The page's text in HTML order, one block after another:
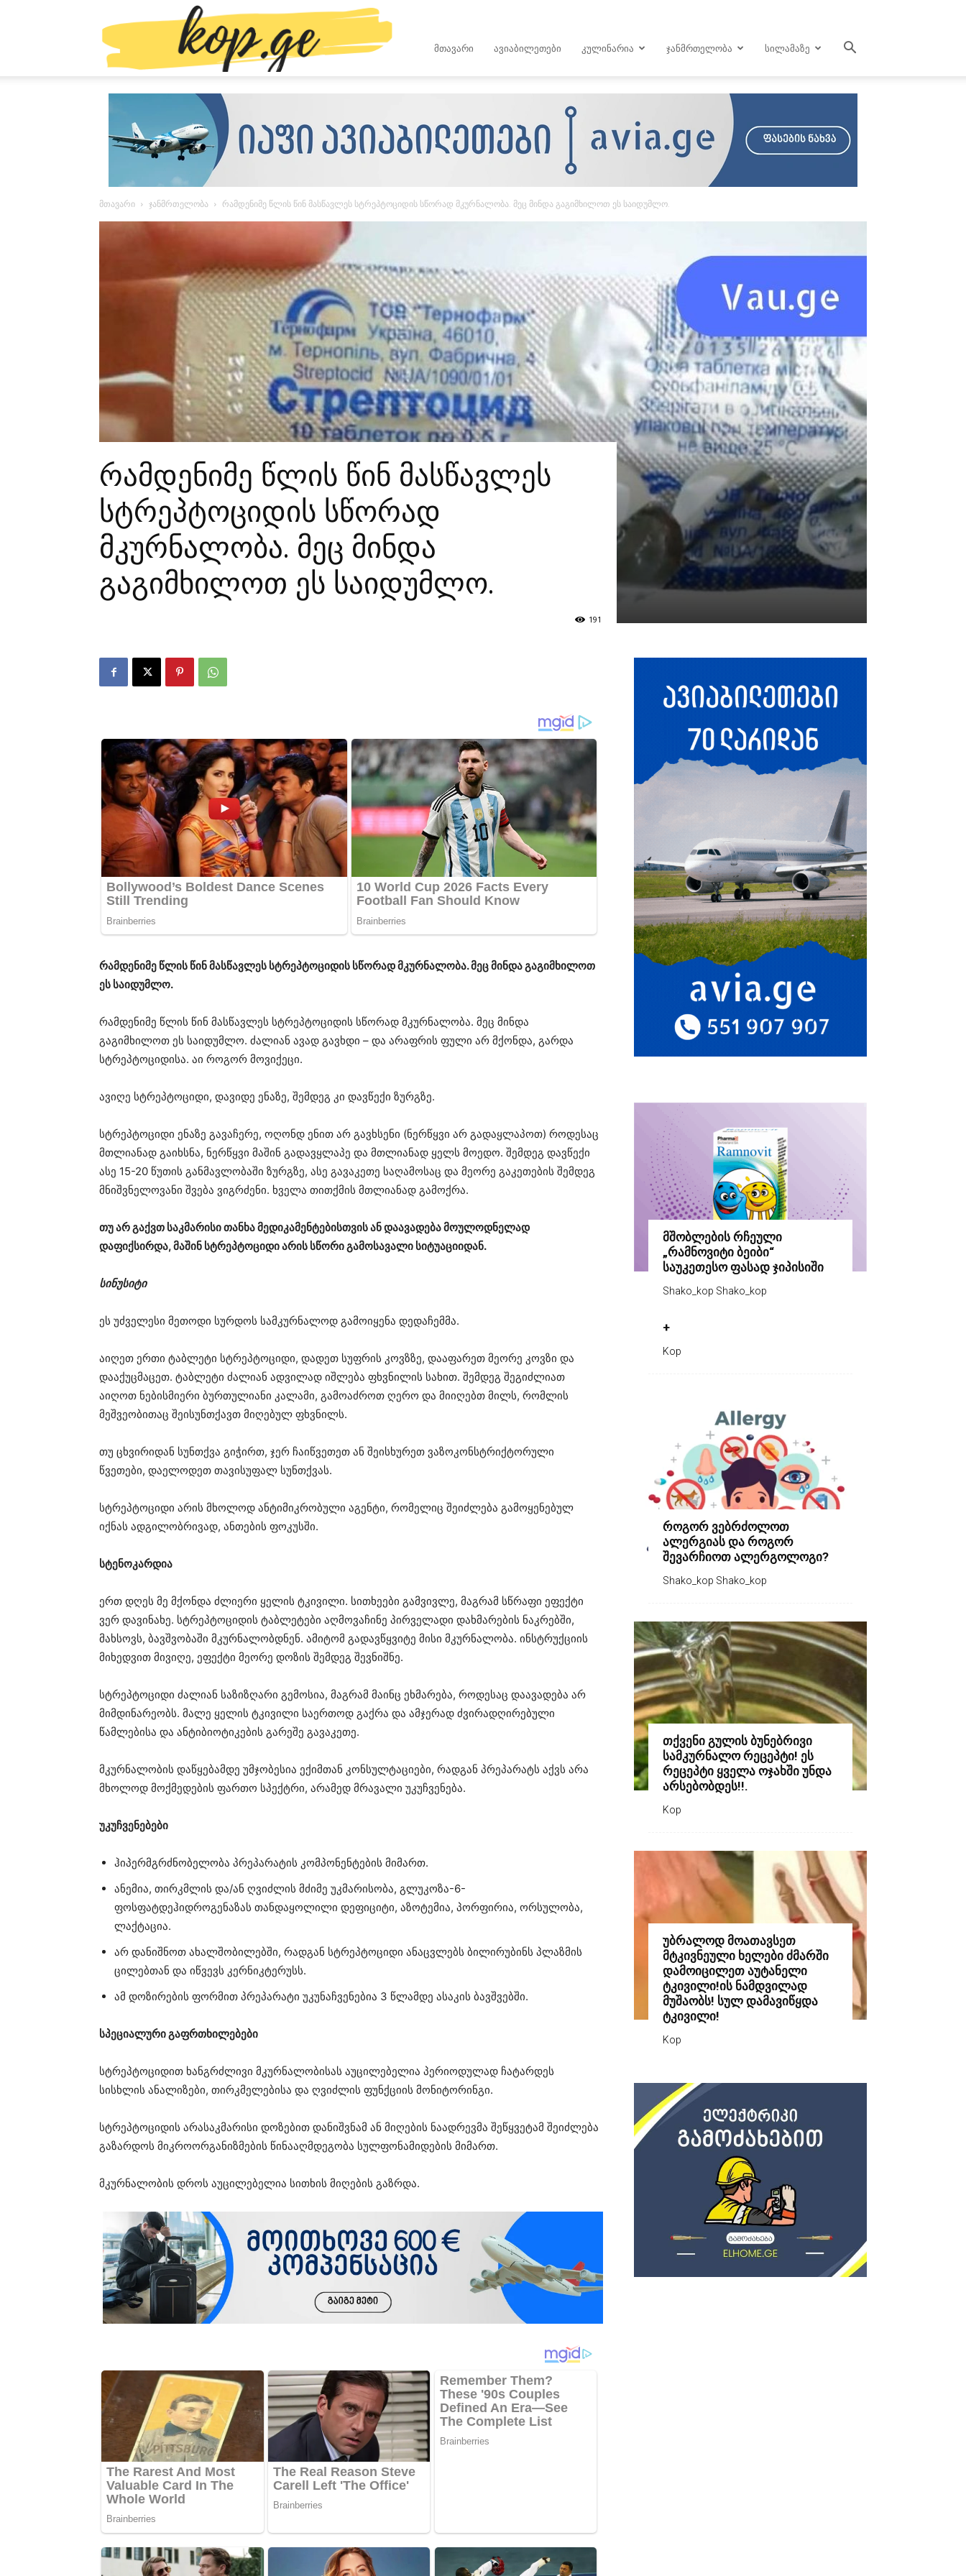
kop.ge
ᲛᲗᲐᲕᲐᲠᲘ ᲐᲕᲘᲐᲑᲘᲚᲔᲗᲔᲑᲘ ᲙᲣᲚᲘᲜᲐᲠᲘᲐ ᲯᲐᲜᲛᲠᲗᲔᲚᲝᲑᲐ ᲡᲘᲚᲐᲛᲐᲖᲔ
მთავარი ჯანმრთელობა რამდენიმე წლის წინ მასწავლეს სტრეპტოციდის სწორად მკურნალობა. მეც მინდა გაგიმხილოთ ეს საიდუმლო.
რამდენიმე წლის წინ მასწავლეს
სტრეპტოციდის სწორად
მკურნალობა. მეც მინდა
გაგიმხილოთ ეს საიდუმლო.
191
რამდენიმე წლის წინ მასწავლეს სტრეპტოციდის სწორად მკურნალობა. მეც მინდა გაგიმხილოთ
ეს საიდუმლო.
რამდენიმე წლის წინ მასწავლეს სტრეპტოციდის სწორად მკურნალობა. მეც მინდა
გაგიმხილოთ ეს საიდუმლო. ძალიან ავად გავხდი – და არაფრის ფული არ მქონდა, გარდა
სტრეპტოციდისა. აი როგორ მოვიქეცი.
ავიღე სტრეპტოციდი, დავიდე ენაზე, შემდეგ კი დავწექი ზურგზე.
სტრეპტოციდი ენაზე გავაჩერე, ოღონდ ენით არ გავხსენი (ნერწყვი არ გადაყლაპოთ) როდესაც
მთლიანად გაიხსნა, ნერწყვი მაშინ გადავყლაპე და მთლიანად ყელს მოედო. შემდეგ დავწექი
ასე 15-20 წუთის განმავლობაში ზურგზე, ასე გავაკეთე საღამოსაც და მეორე გაკეთების შემდეგ
მნიშვნელოვანი შვება ვიგრძენი. ხველა თითქმის მთლიანად გამოქრა.
თუ არ გაქვთ საკმარისი თანხა მედიკამენტებისთვის ან დაავადება მოულოდნელად
დაფიქსირდა, მაშინ სტრეპტოციდი არის სწორი გამოსავალი სიტუაციიდან.
სინუსიტი
ეს უძველესი მეთოდი სურდოს სამკურნალოდ გამოიყენა დედაჩემმა.
აიღეთ ერთი ტაბლეტი სტრეპტოციდი, დადეთ სუფრის კოვზზე, დააფარეთ მეორე კოვზი და
დააქუცმაცეთ. ტაბლეტი ძალიან ადვილად იშლება ფხვნილის სახით. შემდეგ შეგიძლიათ
აიღოთ ნებისმიერი ბურთულიანი კალამი, გამოაძროთ ღერო და მიიღებთ მილს, რომლის
მეშვეობითაც შეისუნთქავთ მიღებულ ფხვნილს.
თუ ცხვირიდან სუნთქვა გიჭირთ, ჯერ ჩაიწვეთეთ ან შეისხურეთ ვაზოკონსტრიქტორული
წვეთები, დაელოდეთ თავისუფალ სუნთქვას.
სტრეპტოციდი არის მხოლოდ ანტიმიკრობული აგენტი, რომელიც შეიძლება გამოყენებულ
იქნას ადგილობრივად, ანთების ფოკუსში.
სტენოკარდია
ერთ დღეს მე მქონდა ძლიერი ყელის ტკივილი. სითხეები გამვივლე, მაგრამ სწრაფი ეფექტი
ვერ დავინახე. სტრეპტოციდის ტაბლეტები აღმოვაჩინე პირველადი დახმარების ნაკრებში,
მახსოვს, ბავშვობაში მკურნალობდნენ. ამიტომ გადავწყვიტე მისი მკურნალობა. ინსტრუქციის
მიხედვით მივიღე, ეფექტი მეორე დოზის შემდეგ შევნიშნე.
სტრეპტოციდი ძალიან საზიზღარი გემოსია, მაგრამ მაინც ეხმარება, როდესაც დაავადება არ
მიმდინარეობს. მალე ყელის ტკივილი საერთოდ გაქრა და ამჯერად ძვირადღირებული
წამლებისა და ანტიბიოტიკების გარეშე გავაკეთე.
მკურნალობის დაწყებამდე უმჯობესია ექიმთან კონსულტაციები, რადგან პრეპარატს აქვს არა
მხოლოდ მოქმედების ფართო სპექტრი, არამედ მრავალი უკუჩვენება.
უკუჩვენებები
ჰიპერმგრძნობელობა პრეპარატის კომპონენტების მიმართ.
ანემია, თირკმლის და/ან ღვიძლის მძიმე უკმარისობა, გლუკოზა-6-
ფოსფატდეჰიდროგენაზას თანდაყოლილი დეფიციტი, აზოტემია, პორფირია, ორსულობა,
ლაქტაცია.
არ დანიშნოთ ახალშობილებში, რადგან სტრეპტოციდი ანაცვლებს ბილირუბინს პლაზმის
ცილებთან და იწვევს კერნიკტერუსს.
ამ დოზირების ფორმით პრეპარატი უკუნაჩვენებია 3 წლამდე ასაკის ბავშვებში.
სპეციალური გაფრთხილებები
სტრეპტოციდით ხანგრძლივი მკურნალობისას აუცილებელია პერიოდულად ჩატარდეს
სისხლის ანალიზები, თირკმელებისა და ღვიძლის ფუნქციის მონიტორინგი.
სტრეპტოციდის არასაკმარისი დოზებით დანიშვნამ ან მიღების ნაადრევმა შეწყვეტამ შეიძლება
გაზარდოს მიკროორგანიზმების წინააღმდეგობა სულფონამიდების მიმართ.
მკურნალობის დროს აუცილებელია სითხის მიღების გაზრდა.
მშობლების რჩეული
„რამნოვიტი ბეიბი“
საუკეთესო ფასად ჯიპისიში
Shako_kop Shako_kop
+
Kop
როგორ ვებრძოლოთ
ალერგიას და როგორ
შევარჩიოთ ალერგოლოგი?
Shako_kop Shako_kop
თქვენი გულის ბუნებრივი
სამკურნალო რეცეპტი! ეს
რეცეპტი ყველა ოჯახში უნდა
არსებობდეს!!.
Kop
უბრალოდ მოათავსეთ
მტკივნეული ხელები ძმარში
დამოიცილეთ აუტანელი
ტკივილი!ის ნამდვილად
მუშაობს! სულ დამავიწყდა
ტკივილი!
Kop